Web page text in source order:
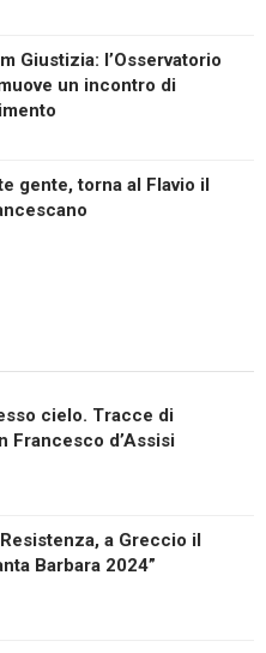
Giustizia: l’Osservatorio
un incontro di
gente, torna al Flavio il
cielo. Tracce di
Francesco d’Assisi
a Greccio il
Barbara 2024”